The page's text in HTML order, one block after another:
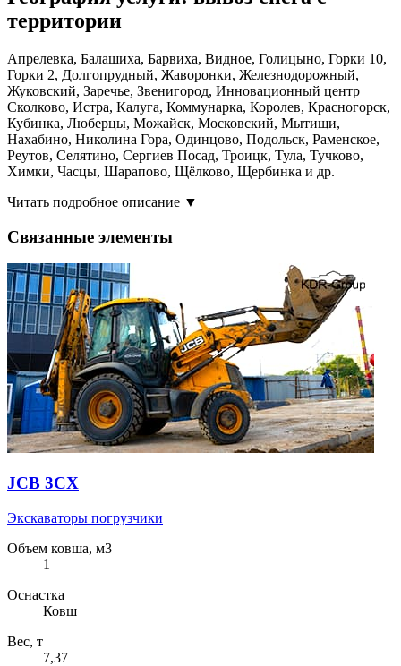
территории
Апрелевка, Балашиха, Барвиха, Видное, Голицыно, Горки 10,
Горки 2, Долгопрудный, Жаворонки, Железнодорожный,
Жуковский, Заречье, Звенигород, Инновационный центр
Сколково, Истра, Калуга, Коммунарка, Королев, Красногорск,
Кубинка, Люберцы, Можайск, Московский, Мытищи,
Нахабино, Николина Гора, Одинцово, Подольск, Раменское,
Реутов, Селятино, Сергиев Посад, Троицк, Тула, Тучково,
Химки, Часцы, Шарапово, Щёлково, Щербинка и др.
Читать подробное описание ▼
Связанные элементы
JCB 3CX
Экскаваторы погрузчики
Объем ковша, м3
1
Оснастка
Ковш
Вес, т
7,37